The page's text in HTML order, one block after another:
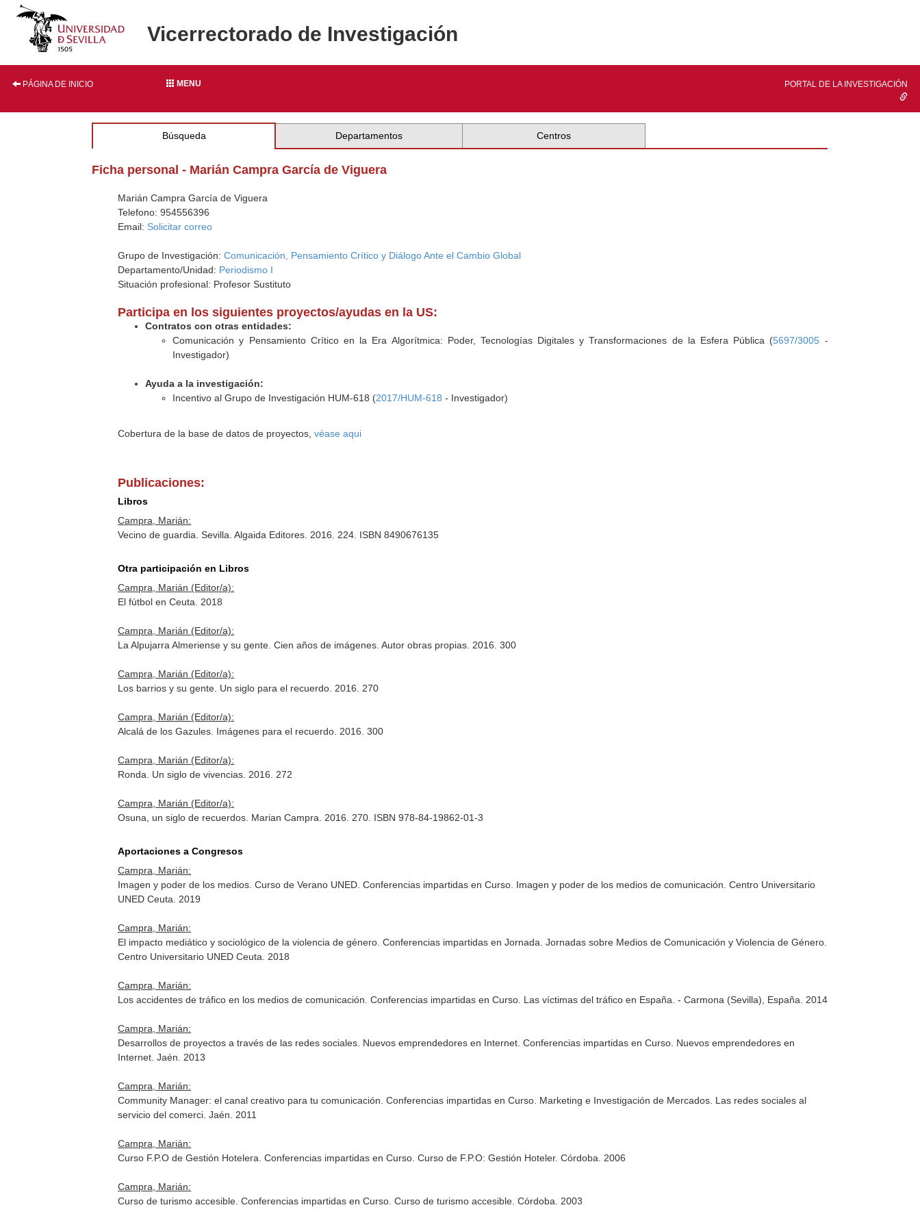
Vicerrectorado de Investigación
PÁGINA DE INICIO MENU PORTAL DE LA INVESTIGACIÓN
Búsqueda Departamentos Centros
Ficha personal - Marián Campra García de Viguera
Marián Campra García de Viguera
Telefono: 954556396
Email: Solicitar correo
Grupo de Investigación:Comunicación, Pensamiento Crítico y Diálogo Ante el Cambio Global
Departamento/Unidad: Periodismo I
Situación profesional: Profesor Sustituto
Participa en los siguientes proyectos/ayudas en la US:
Contratos con otras entidades:
Comunicación y Pensamiento Crítico en la Era Algorítmica: Poder, Tecnologías Digitales y Transformaciones de la Esfera Pública (5697/3005 -
Investigador)
Ayuda a la investigación:
Incentivo al Grupo de Investigación HUM-618 (2017/HUM-618 - Investigador)
Cobertura de la base de datos de proyectos,véase aqui
Publicaciones:
Libros
Campra, Marián:
Vecino de guardia. Sevilla. Algaida Editores. 2016. 224. ISBN 8490676135
Otra participación en Libros
Campra, Marián (Editor/a):
El fútbol en Ceuta. 2018
Campra, Marián (Editor/a):
La Alpujarra Almeriense y su gente. Cien años de imágenes. Autor obras propias. 2016. 300
Campra, Marián (Editor/a):
Los barrios y su gente. Un siglo para el recuerdo. 2016. 270
Campra, Marián (Editor/a):
Alcalá de los Gazules. Imágenes para el recuerdo. 2016. 300
Campra, Marián (Editor/a):
Ronda. Un siglo de vivencias. 2016. 272
Campra, Marián (Editor/a):
Osuna, un siglo de recuerdos. Marian Campra. 2016. 270. ISBN 978-84-19862-01-3
Aportaciones a Congresos
Campra, Marián:
Imagen y poder de los medios. Curso de Verano UNED. Conferencias impartidas en Curso. Imagen y poder de los medios de comunicación. Centro Universitario
UNED Ceuta. 2019
Campra, Marián:
El impacto mediático y sociológico de la violencia de género. Conferencias impartidas en Jornada. Jornadas sobre Medios de Comunicación y Violencia de Género.
Centro Universitario UNED Ceuta. 2018
Campra, Marián:
Los accidentes de tráfico en los medios de comunicación. Conferencias impartidas en Curso. Las víctimas del tráfico en España. - Carmona (Sevilla), España. 2014
Campra, Marián:
Desarrollos de proyectos a través de las redes sociales. Nuevos emprendedores en Internet. Conferencias impartidas en Curso. Nuevos emprendedores en
Internet. Jaén. 2013
Campra, Marián:
Community Manager: el canal creativo para tu comunicación. Conferencias impartidas en Curso. Marketing e Investigación de Mercados. Las redes sociales al
servicio del comerci. Jaén. 2011
Campra, Marián:
Curso F.P.O de Gestión Hotelera. Conferencias impartidas en Curso. Curso de F.P.O: Gestión Hoteler. Córdoba. 2006
Campra, Marián:
Curso de turismo accesible. Conferencias impartidas en Curso. Curso de turismo accesible. Córdoba. 2003